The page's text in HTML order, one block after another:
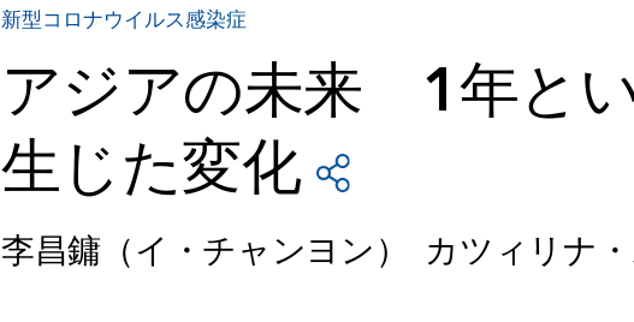
新型コロナウイルス感染症
アジアの未来 1年と
生じた変化
李昌鏞（イ・チャンヨン） カツィリナ